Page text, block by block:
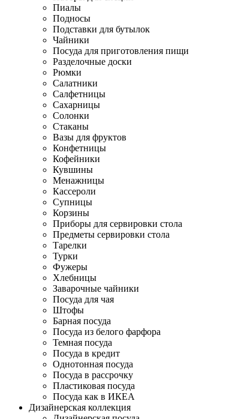
Пиалы
Подносы
Подставки для бутылок
Чайники
Посуда для приготовления пищи
Разделочные доски
Рюмки
Салатники
Салфетницы
Сахарницы
Солонки
Стаканы
Вазы для фруктов
Конфетницы
Кофейники
Кувшины
Менажницы
Кассероли
Супницы
Корзины
Приборы для сервировки стола
Предметы сервировки стола
Тарелки
Турки
Фужеры
Хлебницы
Заварочные чайники
Посуда для чая
Штофы
Барная посуда
Посуда из белого фарфора
Темная посуда
Посуда в кредит
Однотонная посуда
Посуда в рассрочку
Пластиковая посуда
Посуда как в ИКЕА
Дизайнерская коллекция